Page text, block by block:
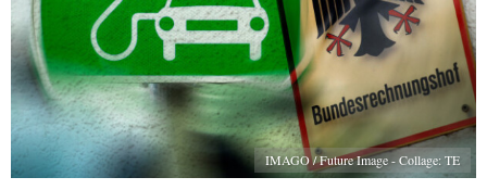
IMAGO / Future Image - Collage: TE